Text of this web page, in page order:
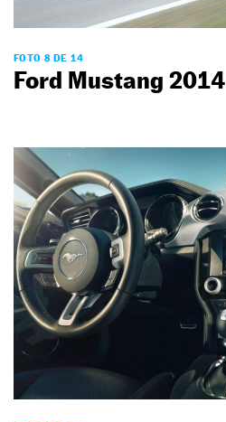
FOTO 8 DE 14
Ford Mustang 2014